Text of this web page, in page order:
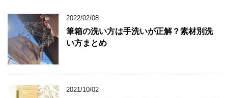
2022/02/08
筆箱の洗い方は手洗いが正解？素材別洗
い方まとめ
2021/10/02